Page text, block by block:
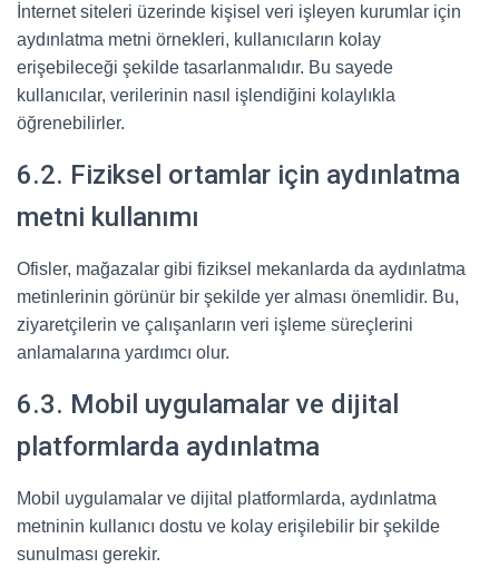
İnternet siteleri üzerinde kişisel veri işleyen kurumlar için
aydınlatma metni örnekleri, kullanıcıların kolay
erişebileceği şekilde tasarlanmalıdır. Bu sayede
kullanıcılar, verilerinin nasıl işlendiğini kolaylıkla
öğrenebilirler.
6.2. Fiziksel ortamlar için aydınlatma
metni kullanımı
Ofisler, mağazalar gibi fiziksel mekanlarda da aydınlatma
metinlerinin görünür bir şekilde yer alması önemlidir. Bu,
ziyaretçilerin ve çalışanların veri işleme süreçlerini
anlamalarına yardımcı olur.
6.3. Mobil uygulamalar ve dijital
platformlarda aydınlatma
Mobil uygulamalar ve dijital platformlarda, aydınlatma
metninin kullanıcı dostu ve kolay erişilebilir bir şekilde
sunulması gerekir.